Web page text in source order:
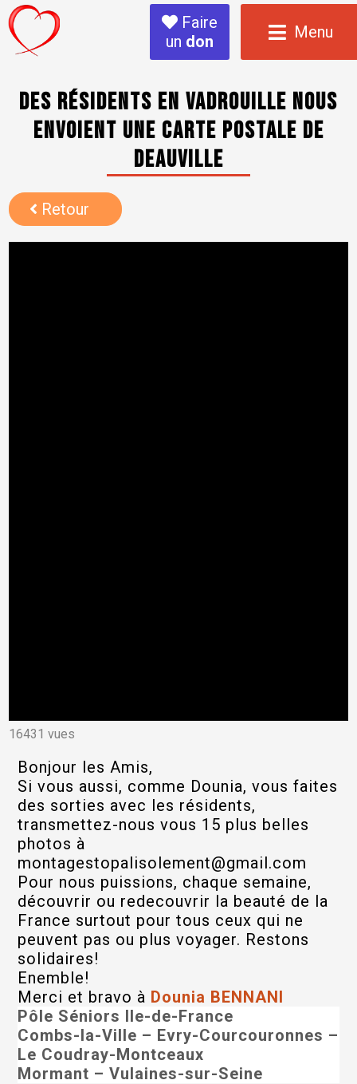
Faire
un don Menu
Des résidents en vadrouille nous
envoient une carte postale de
Deauville
Retour
16431 vues
Bonjour les Amis,
Si vous aussi, comme Dounia, vous faites
des sorties avec les résidents,
transmettez-nous vous 15 plus belles
photos à
montagestopalisolement@gmail.com
Pour nous puissions, chaque semaine,
découvrir ou redecouvrir la beauté de la
France surtout pour tous ceux qui ne
peuvent pas ou plus voyager. Restons
solidaires!
Enemble!
Merci et bravo à Dounia BENNANI
Pôle Séniors Ile-de-France
Combs-la-Ville – Evry-Courcouronnes –
Le Coudray-Montceaux
Mormant – Vulaines-sur-Seine